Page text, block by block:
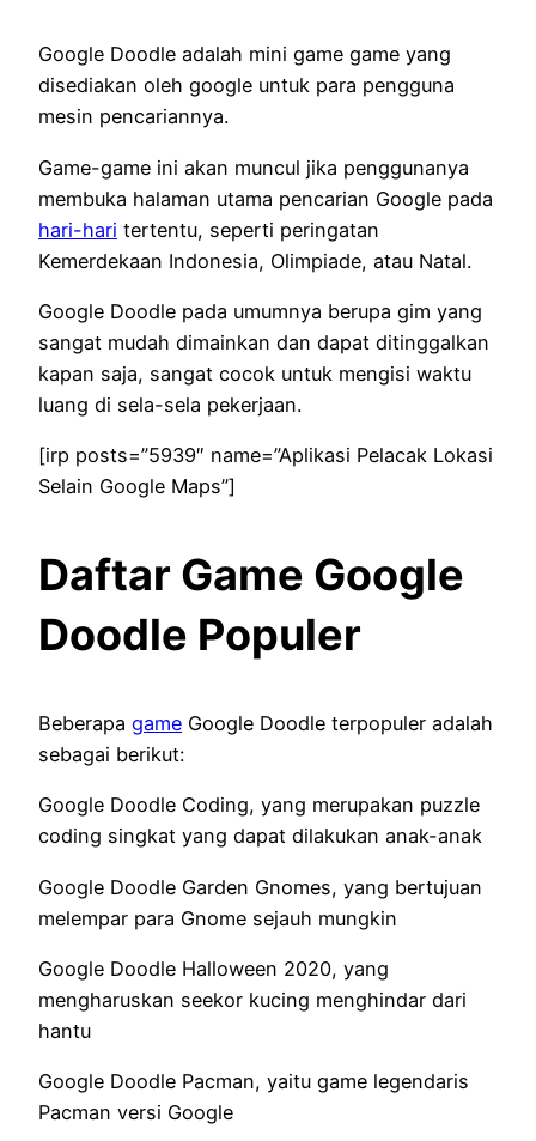
Google Doodle adalah mini game game yang
disediakan oleh google untuk para pengguna
mesin pencariannya.
Game-game ini akan muncul jika penggunanya
membuka halaman utama pencarian Google pada
hari-hari tertentu, seperti peringatan
Kemerdekaan Indonesia, Olimpiade, atau Natal.
Google Doodle pada umumnya berupa gim yang
sangat mudah dimainkan dan dapat ditinggalkan
kapan saja, sangat cocok untuk mengisi waktu
luang di sela-sela pekerjaan.
[irp posts=”5939″ name=”Aplikasi Pelacak Lokasi
Selain Google Maps”]
Daftar Game Google
Doodle Populer
Beberapa game Google Doodle terpopuler adalah
sebagai berikut:
Google Doodle Coding, yang merupakan puzzle
coding singkat yang dapat dilakukan anak-anak
Google Doodle Garden Gnomes, yang bertujuan
melempar para Gnome sejauh mungkin
Google Doodle Halloween 2020, yang
mengharuskan seekor kucing menghindar dari
hantu
Google Doodle Pacman, yaitu game legendaris
Pacman versi Google